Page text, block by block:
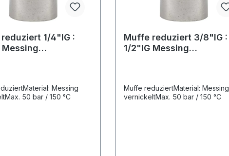
1/4"IG :
Messing
Messing
50 bar / 150 °C
Muffe reduziert 3/8"IG :
1/2"IG Messing
Muffe reduziertMaterial: Messing
vernickeltMax. 50 bar / 150 °C